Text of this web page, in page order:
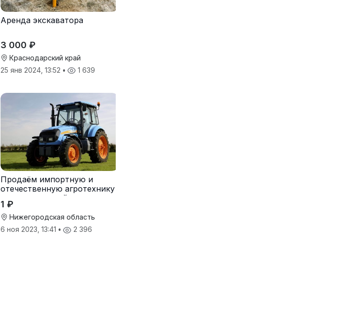
Аренда экскаватора
3 000 ₽
Краснодарский край
25 янв 2024, 13:52 • 1 639
Продаём импортную и
отечественную агротехнику
и запчасти к ней
1 ₽
Нижегородская область
6 ноя 2023, 13:41 • 2 396